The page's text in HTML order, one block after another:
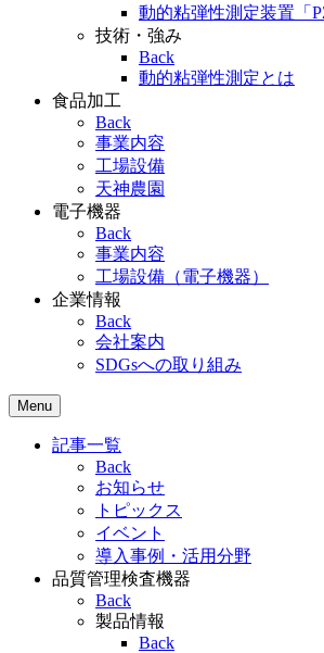
動的粘弾性測定装置「
技術・強み
Back
動的粘弾性測定とは
食品加工
Back
事業内容
工場設備
天神農園
電子機器
Back
事業内容
工場設備（電子機器）
企業情報
Back
会社案内
SDGsへの取り組み
Menu
記事一覧
Back
お知らせ
トピックス
イベント
導入事例・活用分野
品質管理検査機器
Back
製品情報
Back